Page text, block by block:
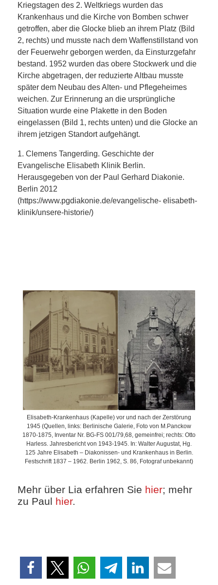
Kriegstagen des 2. Weltkriegs wurden das
Krankenhaus und die Kirche von Bomben schwer
getroffen, aber die Glocke blieb an ihrem Platz (Bild
2, rechts) und musste nach dem Waffenstillstand von
der Feuerwehr geborgen werden, da Einsturzgefahr
bestand. 1952 wurden das obere Stockwerk und die
Kirche abgetragen, der reduzierte Altbau musste
später dem Neubau des Alten- und Pflegeheimes
weichen. Zur Erinnerung an die ursprüngliche
Situation wurde eine Plakette in den Boden
eingelassen (Bild 1, rechts unten) und die Glocke an
ihrem jetzigen Standort aufgehängt.
1. Clemens Tangerding. Geschichte der
Evangelische Elisabeth Klinik Berlin.
Herausgegeben von der Paul Gerhard Diakonie.
Berlin 2012
(https://www.pgdiakonie.de/evangelische- elisabeth-
klinik/unsere-historie/)
Elisabeth-Krankenhaus (Kapelle) vor und nach der Zerstörung
1945 (Quellen, links: Berlinische Galerie, Foto von M.Panckow
1870-1875, Inventar Nr. BG-FS 001/79,68, gemeinfrei; rechts: Otto
Harless. Jahresbericht von 1943-1945. In: Walter Augustat, Hg.
125 Jahre Elisabeth – Diakonissen- und Krankenhaus in Berlin.
Festschrift 1837 – 1962. Berlin 1962, S. 86, Fotograf unbekannt)
Mehr über Lia erfahren Sie hier; mehr
zu Paul hier.